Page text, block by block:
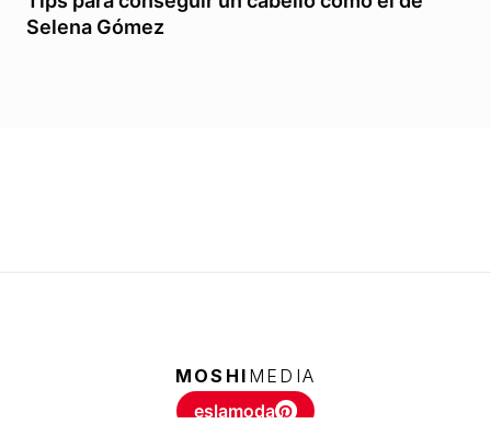
Selena Gómez
MOSHI MEDIA
eslamoda